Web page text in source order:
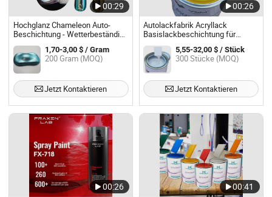
00:29
Hochglanz Chameleon Auto-
Beschichtung - Wetterbeständige
Oberfläche
1,70-3,00 $ / Gram
200 Gram (MOQ)
Jetzt Kontaktieren
00:26
Autolackfabrik Acryllack
Basislackbeschichtung für
Autoreparatur
5,55-32,00 $ / Stück
300 Stücke (MOQ)
Jetzt Kontaktieren
00:26 00:41